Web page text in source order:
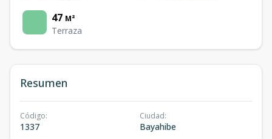
47 M²
Terraza
Resumen
Código:
1337
Ciudad:
Bayahibe